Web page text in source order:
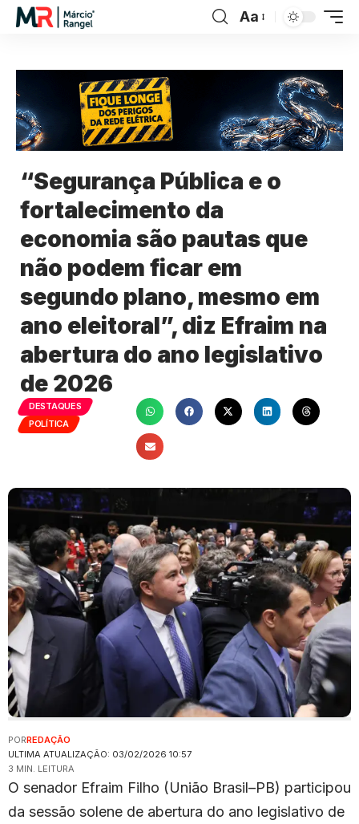
Aa
“Segurança Pública e o
fortalecimento da
economia são pautas que
não podem ficar em
segundo plano, mesmo em
ano eleitoral”, diz Efraim na
abertura do ano legislativo
de 2026
DESTAQUES
POLÍTICA
ULTIMA ATUALIZAÇÃO: 03/02/2026 10:57
PORREDAÇÃO
3 MIN. LEITURA
O senador Efraim Filho (União Brasil–PB) participou
da sessão solene de abertura do ano legislativo de